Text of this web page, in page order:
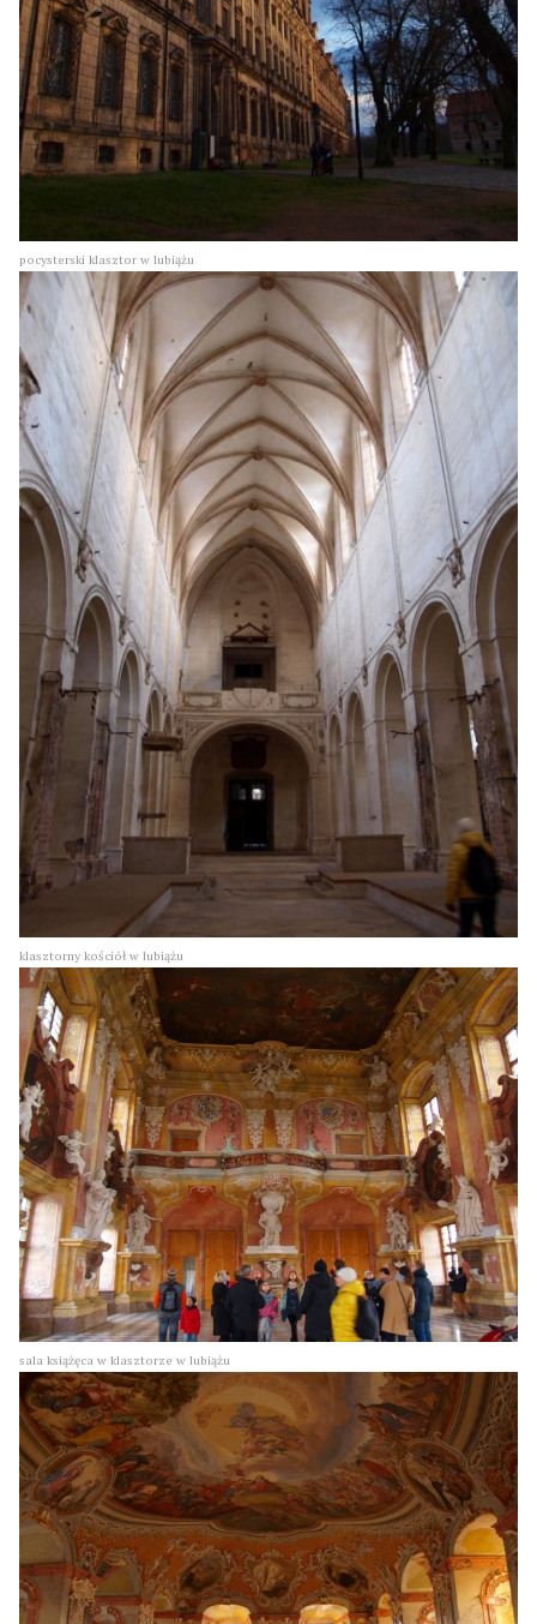
pocysterski klasztor w lubiążu
klasztorny kościół w lubiążu
sala książęca w klasztorze w lubiążu